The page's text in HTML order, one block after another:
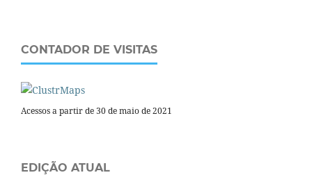
CONTADOR DE VISITAS
Acessos a partir de 30 de maio de 2021
EDIÇÃO ATUAL